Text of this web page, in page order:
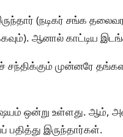
(நடிகர் சங்க
ஆனால் காட்டிய
முன்னரே
ஒன்று உள்ளது. ஆம்,
பதித்து இருந்தார்கள்.